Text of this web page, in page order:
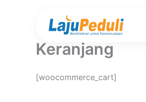
Keranjang
[woocommerce_cart]